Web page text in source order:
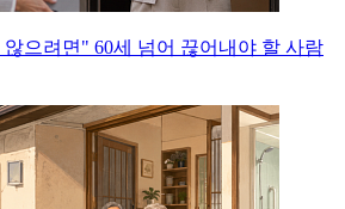
으려면" 60세 넘어 끊어내야 할 사람